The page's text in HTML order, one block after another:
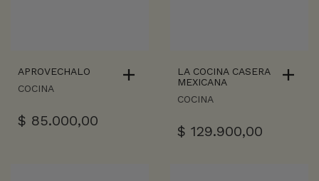
APROVECHALO
COCINA
$ 85.000,00
LA COCINA CASERA
MEXICANA
COCINA
$ 129.900,00